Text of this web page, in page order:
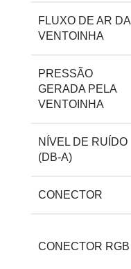
FLUXO DE AR DA
VENTOINHA
PRESSÃO
GERADA PELA
VENTOINHA
NÍVEL DE RUÍDO
(DB-A)
CONECTOR
CONECTOR RGB